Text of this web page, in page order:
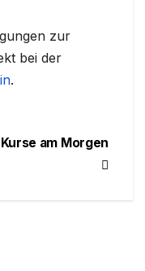
zur
bei der
.
am Morgen